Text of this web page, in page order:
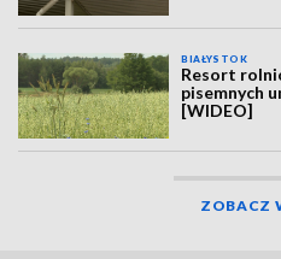
BIAŁYSTOK
Resort
pisemnych
[WIDEO]
ZOBACZ